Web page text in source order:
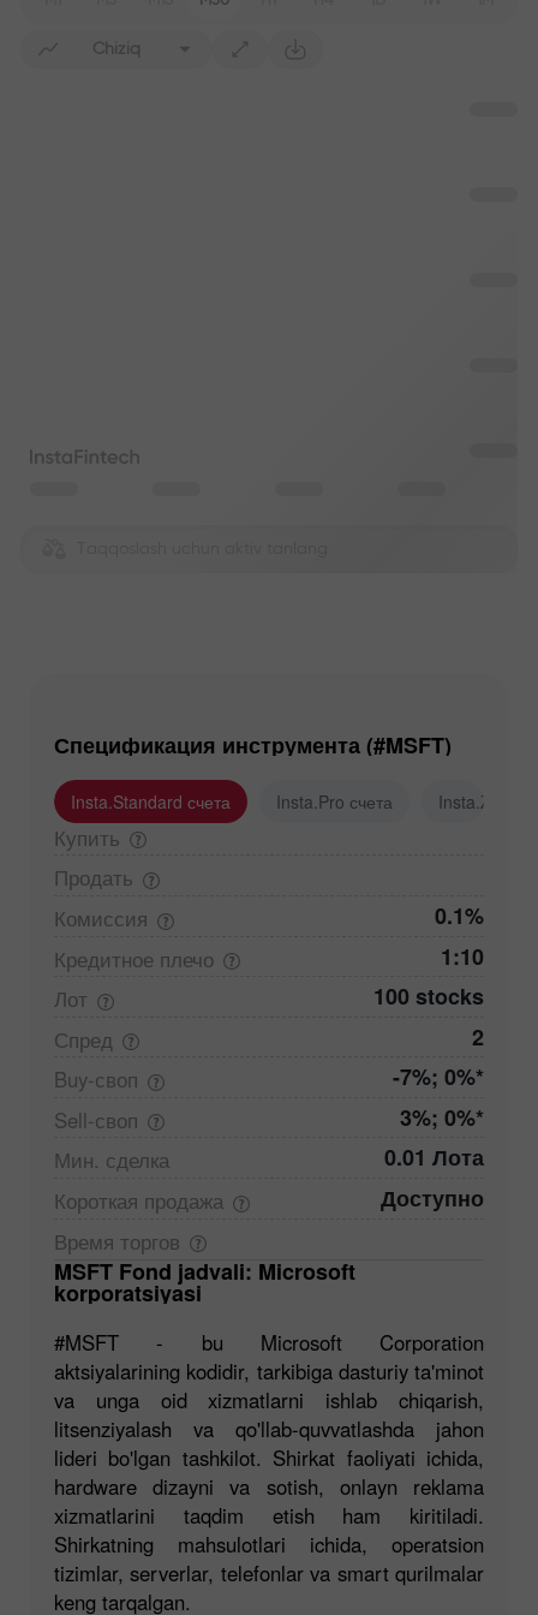
Chiziq
Спецификация инструмента (#MSFT)
Insta.Standard счета Insta.Pro счета Insta.Zero
Купить
Продать
Комиссия
0.1%
Кредитное плечо 1:10
Лот 100 stocks
Спред 2
Buy-своп -7%; 0%*
Sell-своп 3%; 0%*
Мин. сделка 0.01 Лота
Короткая продажа Доступно
Время торгов
MSFT Fond jadvali: Microsoft
korporatsiyasi
#MSFT - bu Microsoft Corporation
aktsiyalarining kodidir, tarkibiga dasturiy ta'minot
va unga oid xizmatlarni ishlab chiqarish,
litsenziyalash va qo'llab-quvvatlashda jahon
lideri bo'lgan tashkilot. Shirkat faoliyati ichida,
hardware dizayni va sotish, onlayn reklama
xizmatlarini taqdim etish ham kiritiladi.
Shirkatning mahsulotlari ichida, operatsion
tizimlar, serverlar, telefonlar va smart qurilmalar
keng tarqalgan.